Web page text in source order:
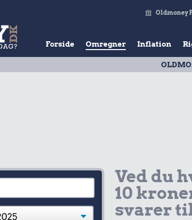
Oldmoney
Forside Omregner Inflation
OLDMONEY PRISTAL
Ved du
10
svarer